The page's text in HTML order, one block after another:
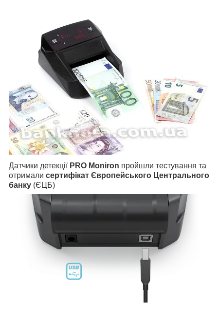
Датчики детекції PRO Moniron пройшли тестування та
отримали сертифікат Європейського Центрального
банку (ЄЦБ)